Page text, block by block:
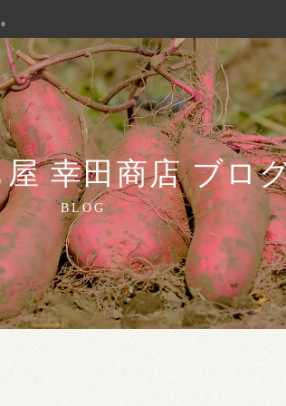
幸田商店 ブロ
BLOG